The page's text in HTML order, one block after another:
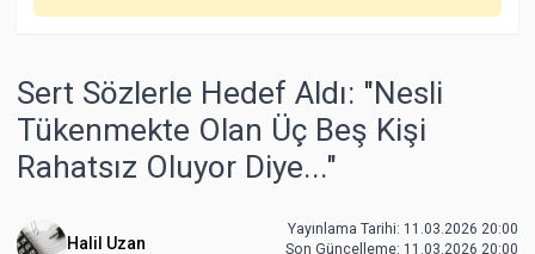
Sert Sözlerle Hedef Aldı: "Nesli
Tükenmekte Olan Üç Beş Kişi
Rahatsız Oluyor Diye..."
Halil Uzan
Yayınlama Tarihi: 11.03.2026 20:00
Son Güncelleme: 11.03.2026 20:00